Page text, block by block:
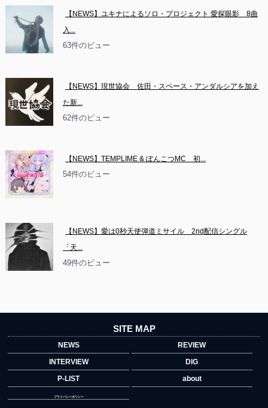
【NEWS】ユキナによるソロ・プロジェクト 愛探眼影　8曲
入...
63件のビュー
【NEWS】現世協会　佐田・スペース・アンダルシアを加え
た新...
62件のビュー
【NEWS】TEMPLIME & ぽんこつMC　初...
54件のビュー
【NEWS】愛は0秒天使弾道ミサイル　2nd配信シングル
「天...
49件のビュー
SITE MAP
NEWS
REVIEW
INTERVIEW
DIG
P-LIST
about
プライバシーポリシー